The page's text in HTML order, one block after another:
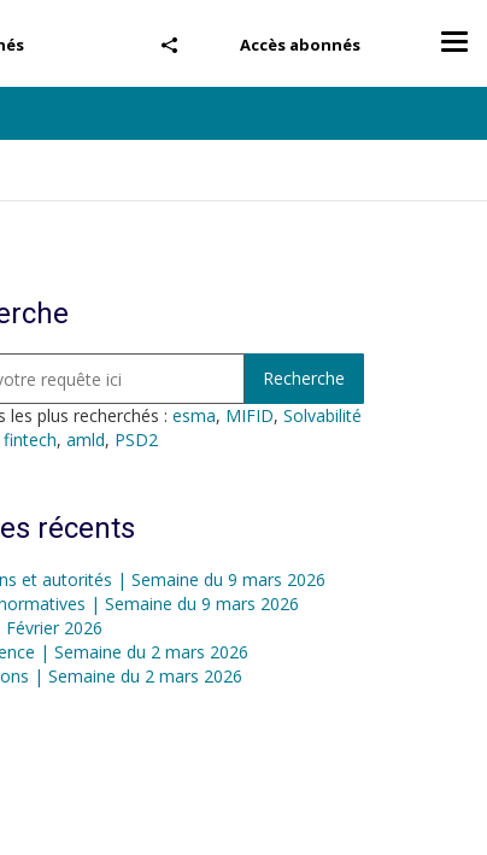
Accès abonnés
les plus recherchés : esma, MIFID, Solvabilité
fintech, amld, PSD2
récents
et autorités | Semaine du 9 mars 2026
| Semaine du 9 mars 2026
2026
| Semaine du 2 mars 2026
| Semaine du 2 mars 2026